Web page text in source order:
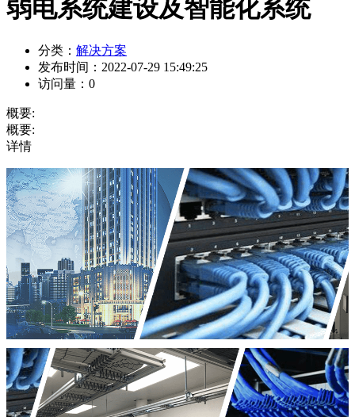
弱电系统建设及智能化系统
分类： 解决方案
发布时间： 2022-07-29 15:49:25
访问量： 0
概要:
概要:
详情